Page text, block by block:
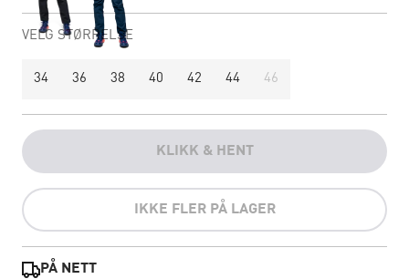
VELG STØRRELSE
34 36 38 40 42 44 46
KLIKK & HENT
IKKE FLER PÅ LAGER
PÅ NETT